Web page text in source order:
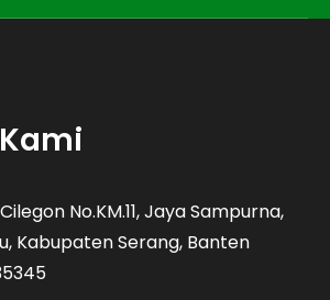
No.KM.11, Jaya Sampurna,
Kabupaten Serang, Banten